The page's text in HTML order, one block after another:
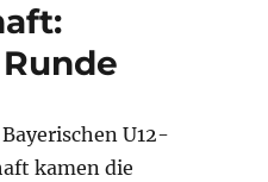
U12-
kamen die